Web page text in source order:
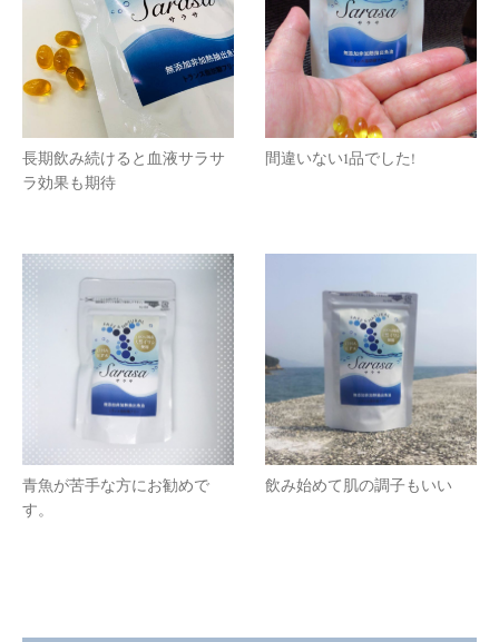
長期飲み続けると血液サラサ
ラ効果も期待
間違いない1品でした!
青魚が苦手な方にお勧めで
す。
飲み始めて肌の調子もいい